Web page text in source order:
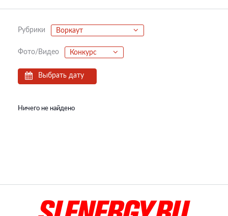
Рубрики Воркаут
Фото/Видео Конкурс
Выбрать дату
Ничего не найдено